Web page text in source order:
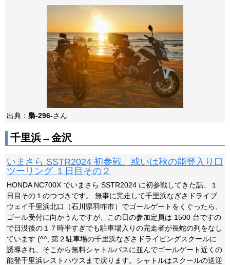
出典： 梟-296-さん
千里浜→金沢
いまさら SSTR2024 初参戦、或いは秋の能登入り口
ツーリング １日目その２
HONDA NC700X でいまさら SSTR2024 に初参戦してきた話、１
日目その１のつづきです。 無事に完走して千里浜なぎさドライブ
ウェイ千里浜北口（石川県羽咋市）でゴールゲートをくぐったら、
ゴール受付に向かうんですが、この日の参加定員は 1500 台ですの
で日没後の１７時半すぎでも駐車場入りの完走者が長蛇の列をなし
ています (^^; 第２駐車場の千里浜なぎさドライビングスクールに
誘導され、そこから無料シャトルバスに並んでゴールゲート近くの
能登千里浜レストハウスまで戻ります。シャトルはスクールの送迎